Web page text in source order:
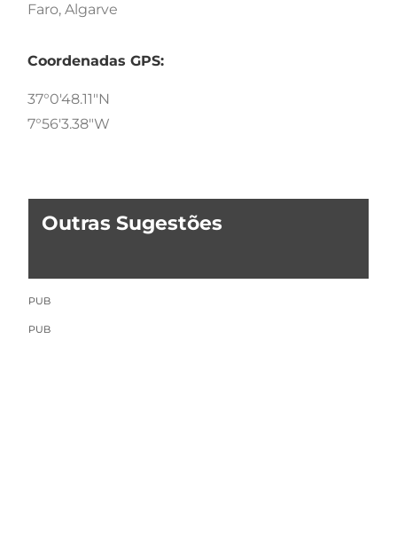
Faro, Algarve
Coordenadas GPS:
37°0'48.11"N
7°56'3.38"W
Outras Sugestões
PUB
PUB